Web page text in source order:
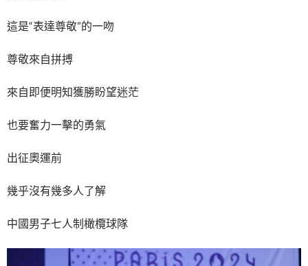
這是“表達尊敬”的一吻
尊敬來自拼搏
來自即便明知獲勝盼望迷茫
也要奮力一擊的勇氣
出征奧運前
幾乎沒有幾多人了解
中國男子七人制橄欖球隊